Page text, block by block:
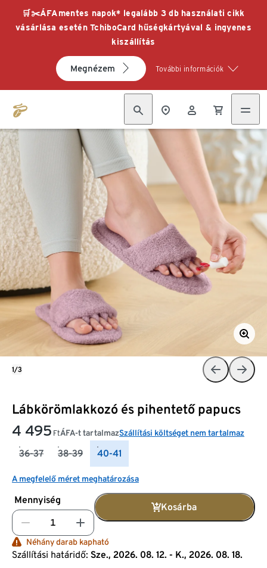
🛒✂️ÁFAmentes napok* legalább 3 db használati cikk
vásárlása esetén TchiboCard hűségkártyával & ingyenes
kiszállítás
Megnézem További információk
Lábkörömlakkozó és pihentető papucs
4 495 FtÁFA-t tartalmazSzállítási költséget nem tartalmaz
36-37 38-39 40-41
A megfelelő méret meghatározása
Mennyiség
Kosárba
Néhány darab kapható
Szállítási határidő: Sze., 2026. 08. 12. - K., 2026. 08. 18.
1/3